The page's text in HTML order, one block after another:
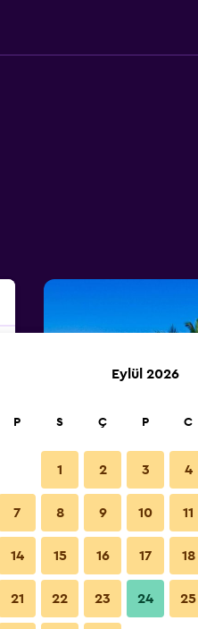
Havuz
Eylül 2026
P S Ç P C
1 2 3 4
7 8 9 10 11
14 15 16 17 18
21 22 23 24 25